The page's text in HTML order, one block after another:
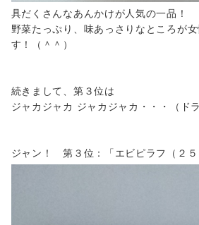
具だくさんなあんかけが人気の一品！
野菜たっぷり、味あっさりなところが
す！（＾＾）
続きまして、第３位は
ジャカジャカ ジャカジャカ・・・（ド
ジャン！ 第３位：「エビピラフ（２５